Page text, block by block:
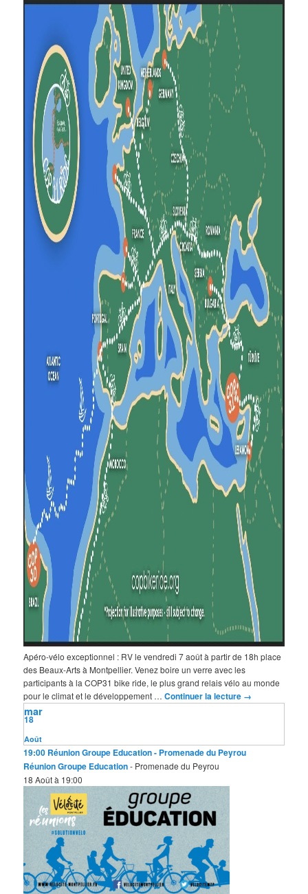
Apéro-vélo exceptionnel : RV le vendredi 7 août à partir de 18h place
des Beaux-Arts à Montpellier. Venez boire un verre avec les
participants à la COP31 bike ride, le plus grand relais vélo au monde
pour le climat et le développement …Continuer la lecture →
Août
18
mar
19:00 Réunion Groupe Education- Promenade du Peyrou
Réunion Groupe Education- Promenade du Peyrou
18 Août à 19:00